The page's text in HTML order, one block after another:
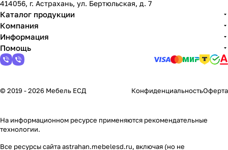
414056, г. Астрахань, ул. Бертюльская, д. 7
Каталог продукции
Компания
Информация
Помощь
© 2019 - 2026 Мебель ЕСД КонфиденциальностьОферта
На информационном ресурсе применяются рекомендательные
технологии.
Все ресурсы сайта astrahan.mebelesd.ru, включая (но не